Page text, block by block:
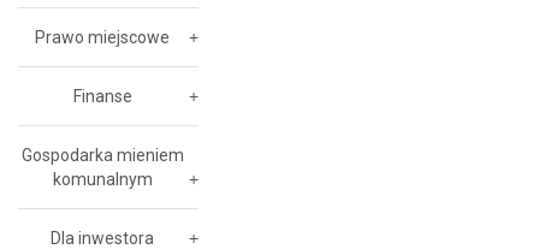
Prawo miejscowe
Finanse
Gospodarka mieniem
komunalnym
Dla inwestora